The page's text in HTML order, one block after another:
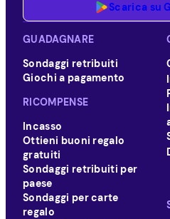
Scarica su
GUADAGNARE
Sondaggi retribuiti
Giochi a pagamento
RICOMPENSE
Incasso
Ottieni buoni regalo
gratuiti
Sondaggi retribuiti per
paese
Sondaggi per carte
regalo